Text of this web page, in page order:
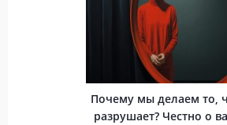
Почему мы делаем то,
разрушает? Честно о